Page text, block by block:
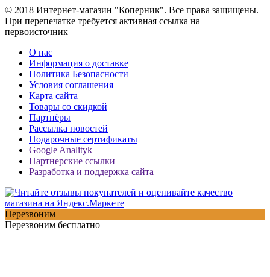
© 2018 Интернет-магазин "Коперник". Все права защищены.
При перепечатке требуется активная ссылка на
первоисточник
О нас
Информация о доставке
Политика Безопасности
Условия соглашения
Карта сайта
Товары со скидкой
Партнёры
Рассылка новостей
Подарочные сертификаты
Google Analityk
Партнерские ссылки
Разработка и поддержка сайта
Перезвоним
Перезвоним бесплатно